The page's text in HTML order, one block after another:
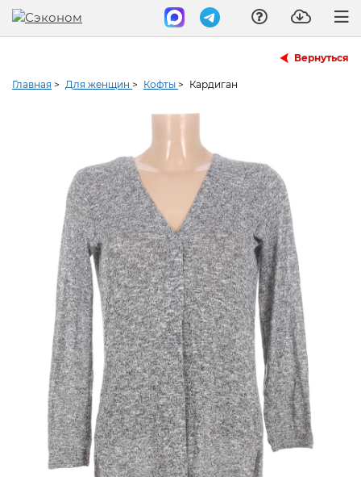
Вернуться
Главная > Для женщин > Кофты > Кардиган